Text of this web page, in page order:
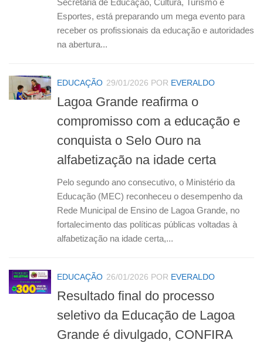
Esportes, está preparando um mega evento para
receber os profissionais da educação e autoridades
na abertura...
EDUCAÇÃO 29/01/2026 POR EVERALDO
Lagoa Grande reafirma o
compromisso com a educação e
conquista o Selo Ouro na
alfabetização na idade certa
Pelo segundo ano consecutivo, o Ministério da
Educação (MEC) reconheceu o desempenho da
Rede Municipal de Ensino de Lagoa Grande, no
fortalecimento das políticas públicas voltadas à
alfabetização na idade certa,...
EDUCAÇÃO 26/01/2026 POR EVERALDO
Resultado final do processo
seletivo da Educação de Lagoa
Grande é divulgado, CONFIRA